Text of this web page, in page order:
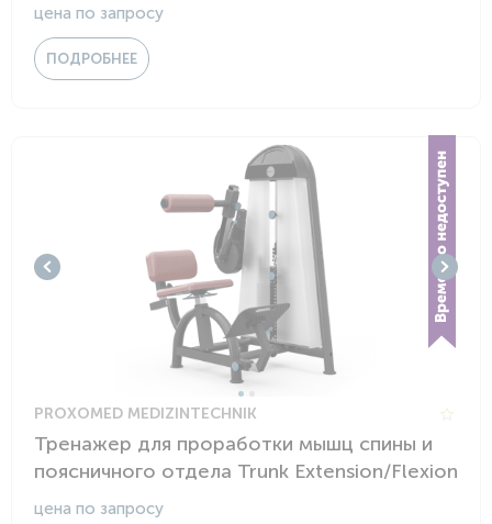
цена по запросу
ПОДРОБНЕЕ
PROXOMED MEDIZINTECHNIK
Тренажер для проработки мышц спины и
поясничного отдела Trunk Extension/Flexion
цена по запросу